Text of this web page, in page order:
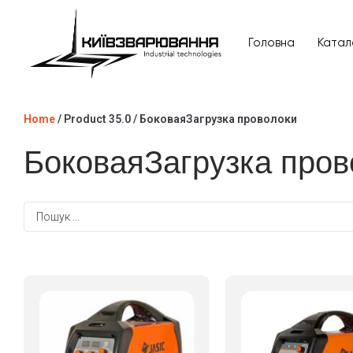
Головна
Home/ Product 35.0 / БоковаяЗагрузка проволоки
БоковаяЗагрузка
Відгуки
Про нас
Контакти